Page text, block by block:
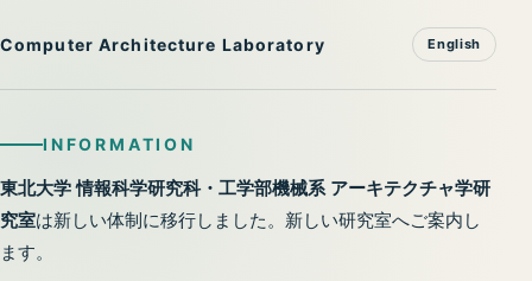
Computer Architecture Laboratory English
INFORMATION
東北大学 情報科学研究科・工学部機械系 アーキテクチャ学研
究室は新しい体制に移行しました。新しい研究室へご案内し
ます。